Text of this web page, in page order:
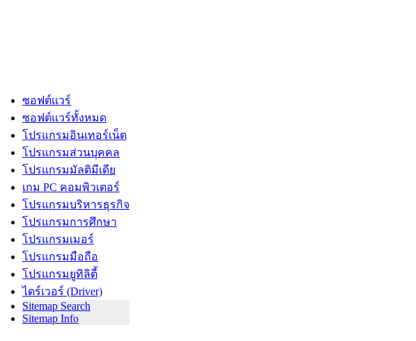
ซอฟต์แวร์
ซอฟต์แวร์ทั้งหมด
โปรแกรมอินเทอร์เน็ต
โปรแกรมส่วนบุคคล
โปรแกรมมัลติมีเดีย
เกม PC คอมพิวเตอร์
โปรแกรมบริหารธุรกิจ
โปรแกรมการศึกษา
โปรแกรมเมอร์
โปรแกรมมือถือ
โปรแกรมยูทิลิตี้
ไดร์เวอร์ (Driver)
Sitemap Search
Sitemap Info